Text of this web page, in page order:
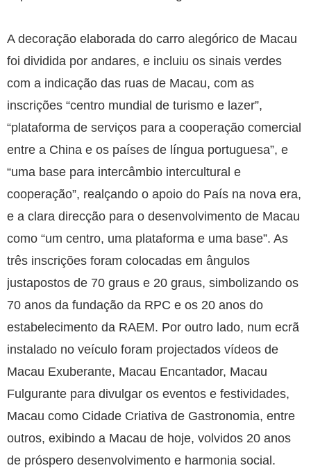
A decoração elaborada do carro alegórico de Macau
foi dividida por andares, e incluiu os sinais verdes
com a indicação das ruas de Macau, com as
inscrições “centro mundial de turismo e lazer”,
“plataforma de serviços para a cooperação comercial
entre a China e os países de língua portuguesa”, e
“uma base para intercâmbio intercultural e
cooperação”, realçando o apoio do País na nova era,
e a clara direcção para o desenvolvimento de Macau
como “um centro, uma plataforma e uma base”. As
três inscrições foram colocadas em ângulos
justapostos de 70 graus e 20 graus, simbolizando os
70 anos da fundação da RPC e os 20 anos do
estabelecimento da RAEM. Por outro lado, num ecrã
instalado no veículo foram projectados vídeos de
Macau Exuberante, Macau Encantador, Macau
Fulgurante para divulgar os eventos e festividades,
Macau como Cidade Criativa de Gastronomia, entre
outros, exibindo a Macau de hoje, volvidos 20 anos
de próspero desenvolvimento e harmonia social.